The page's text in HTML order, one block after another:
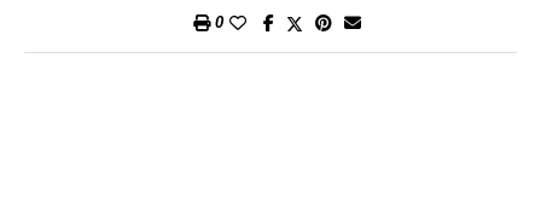
auspica che l’Alptransit venga terminata dovrà purtroppo
0